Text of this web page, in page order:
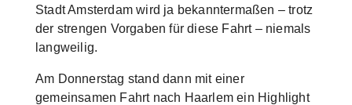
Stadt Amsterdam wird ja bekanntermaßen – trotz
der strengen Vorgaben für diese Fahrt – niemals
langweilig.
Am Donnerstag stand dann mit einer
gemeinsamen Fahrt nach Haarlem ein Highlight